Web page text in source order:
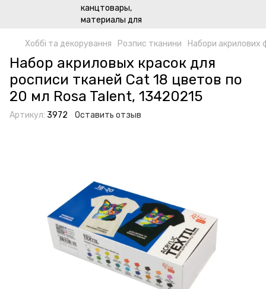
Хоббі та декорування Розпис тканини Набори акрилових
Набор акриловых красок для
росписи тканей Cat 18 цветов по
20 мл Rosa Talent, 13420215
Артикул: 3972 Оставить отзыв